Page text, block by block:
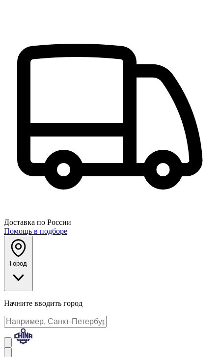
Доставка по России
Помощь в подборе
Город
Начните вводить город